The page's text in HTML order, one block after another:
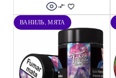
ВАНИЛЬ, МЯТА